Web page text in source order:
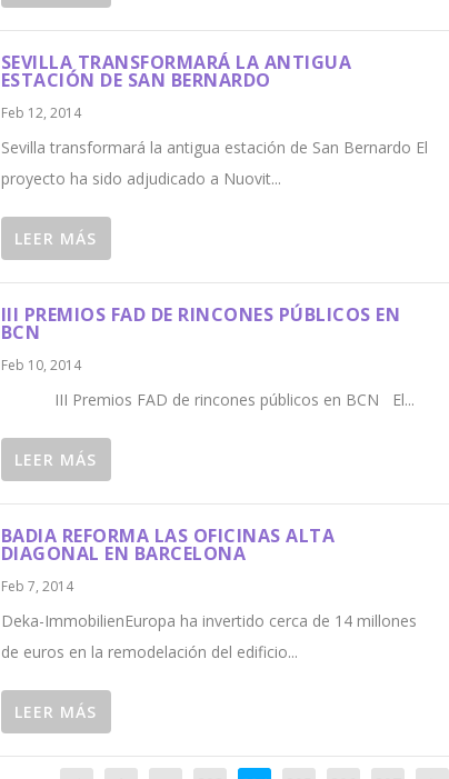
SEVILLA TRANSFORMARÁ LA ANTIGUA
ESTACIÓN DE SAN BERNARDO
Feb 12, 2014
Sevilla transformará la antigua estación de San Bernardo El
proyecto ha sido adjudicado a Nuovit...
LEER MÁS
III PREMIOS FAD DE RINCONES PÚBLICOS EN
BCN
Feb 10, 2014
III Premios FAD de rincones públicos en BCN El...
LEER MÁS
BADIA REFORMA LAS OFICINAS ALTA
DIAGONAL EN BARCELONA
Feb 7, 2014
Deka-ImmobilienEuropa ha invertido cerca de 14 millones
de euros en la remodelación del edificio...
LEER MÁS